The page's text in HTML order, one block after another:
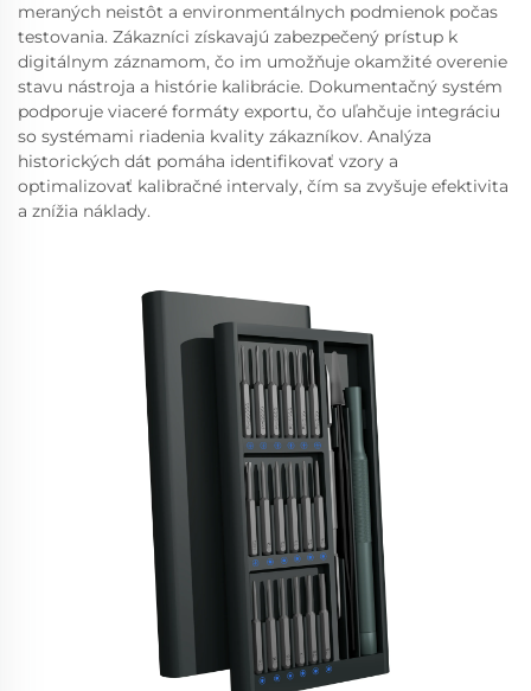
meraných neistôt a environmentálnych podmienok počas
testovania. Zákazníci získavajú zabezpečený prístup k
digitálnym záznamom, čo im umožňuje okamžité overenie
stavu nástroja a histórie kalibrácie. Dokumentačný systém
podporuje viaceré formáty exportu, čo uľahčuje integráciu
so systémami riadenia kvality zákazníkov. Analýza
historických dát pomáha identifikovať vzory a
optimalizovať kalibračné intervaly, čím sa zvyšuje efektivita
a znížia náklady.